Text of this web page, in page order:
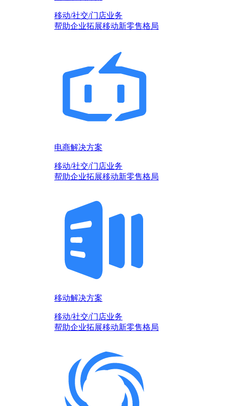
移动/社交/门店业务
帮助企业拓展移动新零售格局
电商解决方案
移动/社交/门店业务
帮助企业拓展移动新零售格局
移动解决方案
移动/社交/门店业务
帮助企业拓展移动新零售格局